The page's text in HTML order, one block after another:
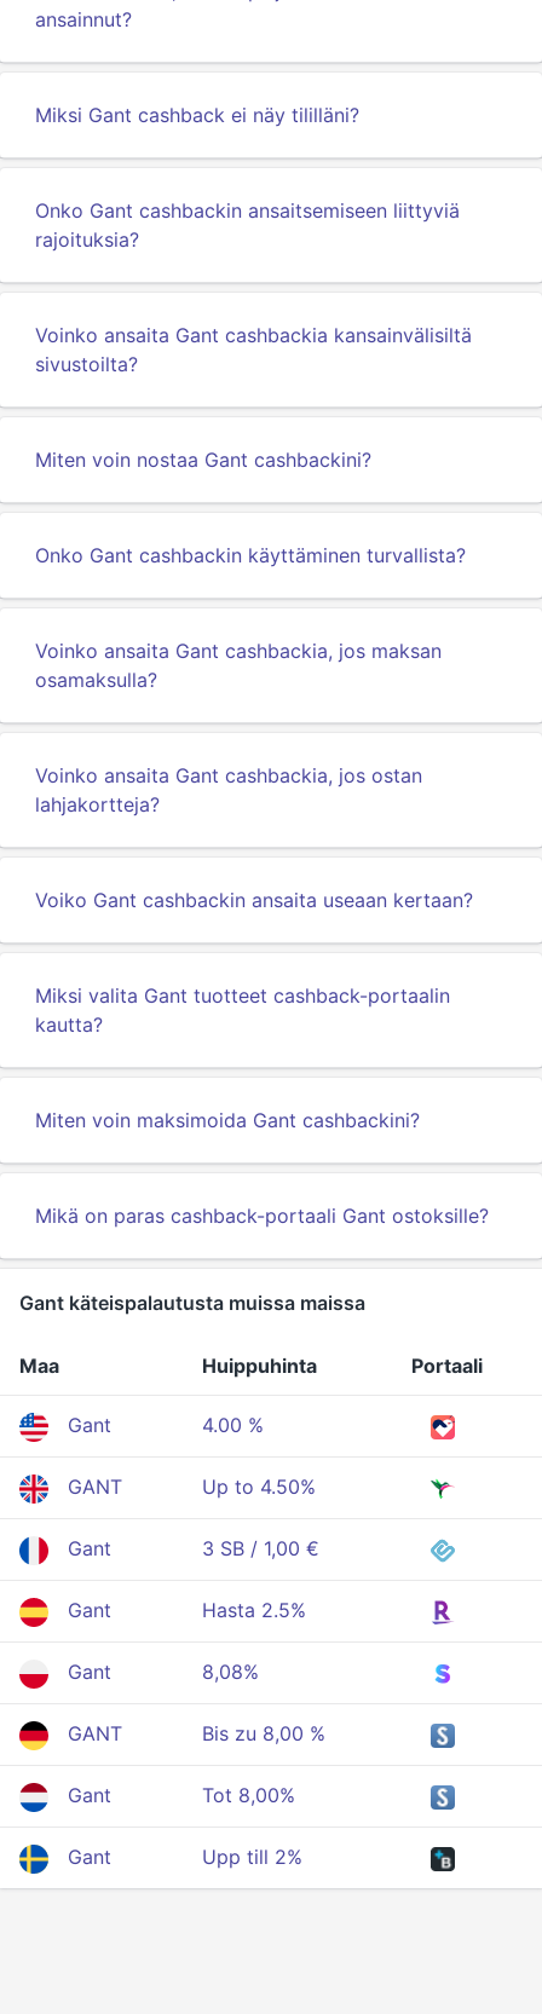
ansainnut?
Miksi Gant cashback ei näy tililläni?
Onko Gant cashbackin ansaitsemiseen liittyviä
rajoituksia?
Voinko ansaita Gant cashbackia kansainvälisiltä
sivustoilta?
Miten voin nostaa Gant cashbackini?
Onko Gant cashbackin käyttäminen turvallista?
Voinko ansaita Gant cashbackia, jos maksan
osamaksulla?
Voinko ansaita Gant cashbackia, jos ostan
lahjakortteja?
Voiko Gant cashbackin ansaita useaan kertaan?
Miksi valita Gant tuotteet cashback-portaalin
kautta?
Miten voin maksimoida Gant cashbackini?
Mikä on paras cashback-portaali Gant ostoksille?
Gant käteispalautusta muissa maissa
Maa Huippuhinta Portaali
Gant 4.00 %
GANT Up to 4.50%
Gant 3 SB / 1,00 €
Gant Hasta 2.5%
Gant 8,08%
GANT Bis zu 8,00 %
Gant Tot 8,00%
Gant Upp till 2%